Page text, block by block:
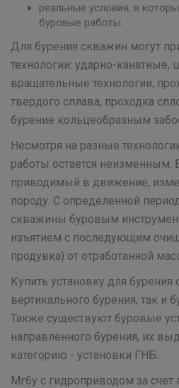
реальные условия, в
буровые работы.
Для бурения скважин могут
технологии: ударно-
вращательные технологии,
твердого сплава, проходка
бурение кольцеобразным
Несмотря на разные
работы остается неизменным.
приводимый в движение,
породу. С определенной
скважины буровым
изъятием с последующим
продувка) от отработанной
Купить установку для
вертикального бурения, так и
Также существуют буровые
направленного бурения, их
категорию - установки ГНБ.
Мгбу с гидроприводом за счет